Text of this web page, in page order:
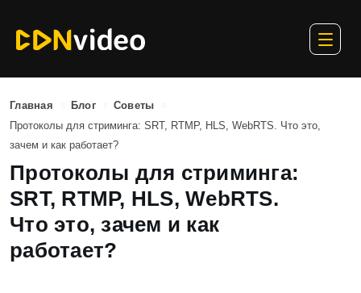
Главная Блог
Советы
Протоколы для стриминга: SRT, RTMP, HLS, WebRTS. Что это,
зачем и как работает?
Протоколы для стриминга:
SRT, RTMP, HLS, WebRTS.
Что это, зачем и как
работает?